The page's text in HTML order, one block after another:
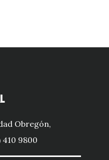
Obregón,
410 9800